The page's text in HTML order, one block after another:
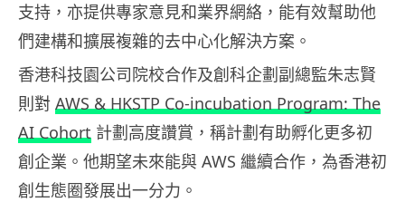
支持，亦提供專家意見和業界網絡，能有效幫助他
們建構和擴展複雜的去中心化解決方案。
香港科技園公司院校合作及創科企劃副總監朱志賢
則對 AWS & HKSTP Co-incubation Program: The
AI Cohort 計劃高度讚賞，稱計劃有助孵化更多初
創企業。他期望未來能與 AWS 繼續合作，為香港初
創生態圈發展出一分力。